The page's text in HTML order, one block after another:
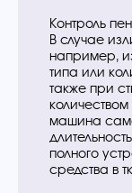
Контроль
В случае
например,
типа или
также при
машина
полного
средства в